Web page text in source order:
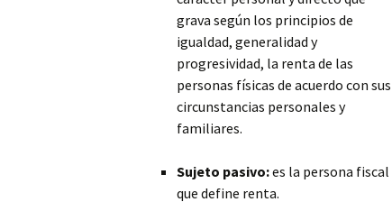
grava según los principios de
igualdad, generalidad y
progresividad, la renta de las
personas físicas de acuerdo con sus
circunstancias personales y
familiares.
Sujeto pasivo:es la persona fiscal
que define renta.